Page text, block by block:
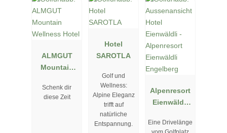
ALMGUT
Mountain
Hotel
Schenk dir
diese Zeit
Hotel
SAROTLA
Golf und
Wellness:
Alpine Eleganz
trifft auf
natürliche
Entspannung.
Alpenresort
Eienwäldli
Eine Drivelänge